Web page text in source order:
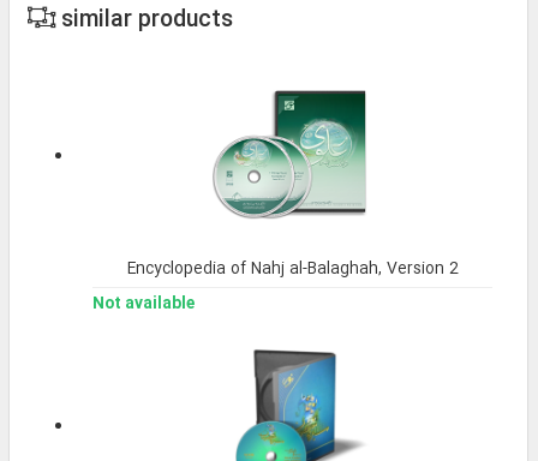
similar products
Encyclopedia of Nahj al-Balaghah, Version 2
Not available